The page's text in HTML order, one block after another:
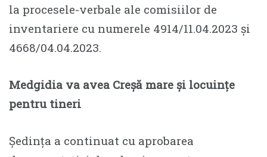
la procesele-verbale ale comisiilor de
inventariere cu numerele 4914/11.04.2023 și
4668/04.04.2023.
Medgidia va avea Creșă mare și locuințe
pentru tineri
Ședința a continuat cu aprobarea